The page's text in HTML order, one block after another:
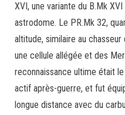
XVI, une variante du B.Mk
astrodome. Le PR.Mk 32,
altitude, similaire au chasseur
une cellule allégée et des
reconnaissance ultime était
actif après-guerre, et fut
longue distance avec du